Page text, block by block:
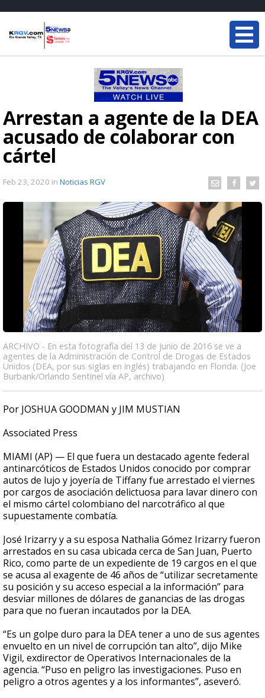
Arrestan a agente de la DEA
acusado de colaborar con
cártel
Feb 23, 2020 in Noticias RGV
ARCHIVO - En esta fotografía del 13 de junio de 2016 se ve a
agentes de la Administración de Control de Drogas de Estados
Unidos (DEA, por sus siglas en inglés) trabajando en Florida. (Joe
Burbank/Orlando Sentinel vía AP, archivo)
Por JOSHUA GOODMAN y JIM MUSTIAN
Associated Press
MIAMI (AP) — El que fuera un destacado agente federal
antinarcóticos de Estados Unidos conocido por comprar
autos de lujo y joyería de Tiffany fue arrestado el viernes
por cargos de asociación delictuosa para lavar dinero con
el mismo cártel colombiano del narcotráfico al que
supuestamente combatía.
José Irizarry y a su esposa Nathalia Gómez Irizarry fueron
arrestados en su casa ubicada cerca de San Juan, Puerto
Rico, como parte de un expediente de 19 cargos en el que
se acusa al exagente de 46 años de “utilizar secretamente
su posición y su acceso especial a la información” para
desviar millones de dólares de ganancias de las drogas
para que no fueran incautados por la DEA.
“Es un golpe duro para la DEA tener a uno de sus agentes
envuelto en un nivel de corrupción tan alto”, dijo Mike
Vigil, exdirector de Operativos Internacionales de la
agencia. “Puso en peligro las investigaciones. Puso en
peligro a otros agentes y a los informantes”, aseveró.